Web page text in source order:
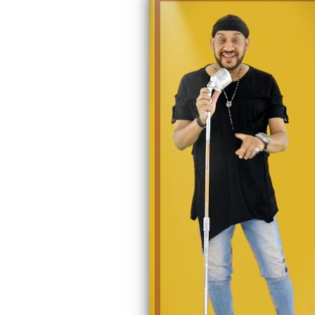
الكاتبة إلهام شرشر تهنئ الرئيس
السيسي بعيد ميلاده وتُشيد بجهوده
في بناء الدولة